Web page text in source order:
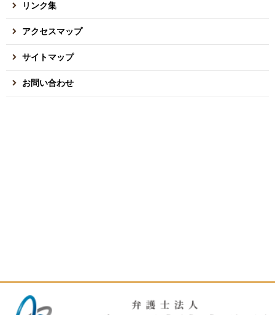
リンク集
アクセスマップ
サイトマップ
お問い合わせ